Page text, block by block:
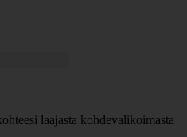
laajasta kohdevalikoimasta